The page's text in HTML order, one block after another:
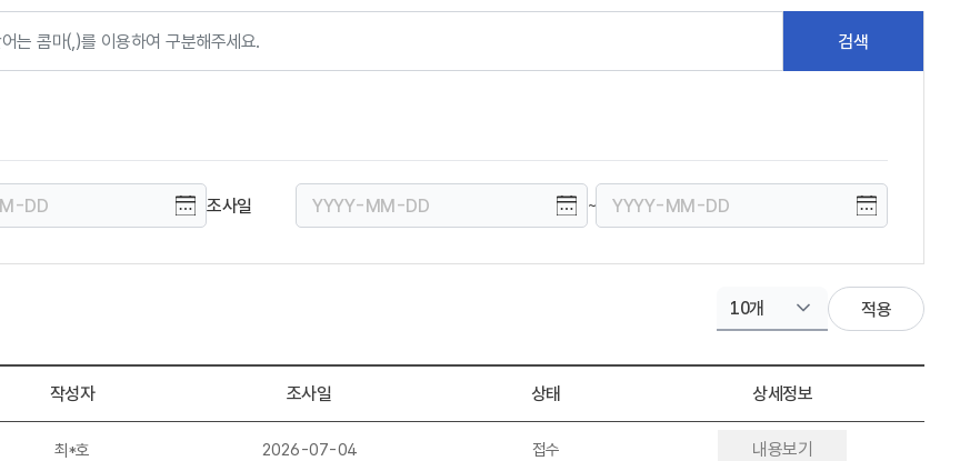
조사일 ~
10개
작성자 조사일 상태 상세정보
최*호 2026-07-04 접수 내용보기